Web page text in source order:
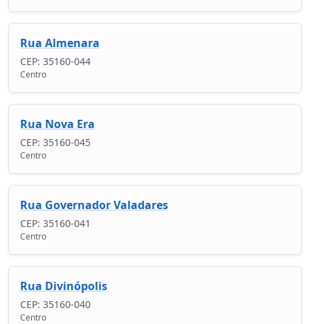
Rua Almenara
CEP: 35160-044
Centro
Rua Nova Era
CEP: 35160-045
Centro
Rua Governador Valadares
CEP: 35160-041
Centro
Rua Divinópolis
CEP: 35160-040
Centro